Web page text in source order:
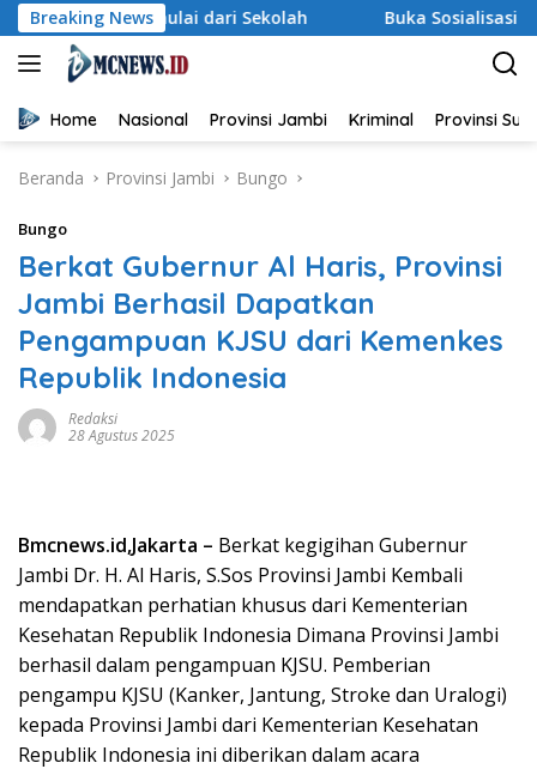
Langsung
ke
konten
Breaking News
dari Sekolah Buka Sosialisasi Akbar
Home Nasional Provinsi Jambi Kriminal Provinsi
Beranda Provinsi Jambi Bungo
Bungo
Berkat Gubernur Al Haris, Provinsi
Jambi Berhasil Dapatkan
Pengampuan KJSU dari Kemenkes
Republik Indonesia
Redaksi
28 Agustus 2025
Bmcnews.id,Jakarta – Berkat kegigihan Gubernur
Jambi Dr. H. Al Haris, S.Sos Provinsi Jambi Kembali
mendapatkan perhatian khusus dari Kementerian
Kesehatan Republik Indonesia Dimana Provinsi Jambi
berhasil dalam pengampuan KJSU. Pemberian
pengampu KJSU (Kanker, Jantung, Stroke dan Uralogi)
kepada Provinsi Jambi dari Kementerian Kesehatan
Republik Indonesia ini diberikan dalam acara